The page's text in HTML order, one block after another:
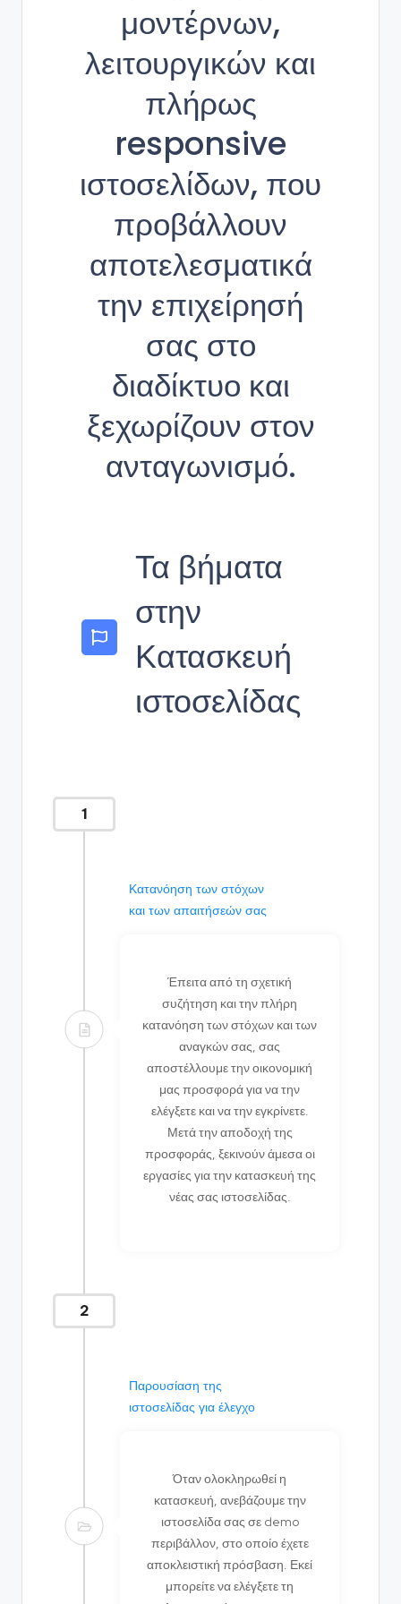
μοντέρνων,
λειτουργικών και
πλήρως
responsive
ιστοσελίδων, που
προβάλλουν
αποτελεσματικά
την επιχείρησή
σας στο
διαδίκτυο και
ξεχωρίζουν στον
ανταγωνισμό.
Τα βήματα
στην
Κατασκευή
ιστοσελίδας
1
Κατανόηση των στόχων
και των απαιτήσεών σας
Έπειτα από τη σχετική
συζήτηση και την πλήρη
κατανόηση των στόχων και των
αναγκών σας, σας
αποστέλλουμε την οικονομική
μας προσφορά για να την
ελέγξετε και να την εγκρίνετε.
Μετά την αποδοχή της
προσφοράς, ξεκινούν άμεσα οι
εργασίες για την κατασκευή της
νέας σας ιστοσελίδας.
2
Παρουσίαση της
ιστοσελίδας για έλεγχο
Όταν ολοκληρωθεί η
κατασκευή, ανεβάζουμε την
ιστοσελίδα σας σε demo
περιβάλλον, στο οποίο έχετε
αποκλειστική πρόσβαση. Εκεί
μπορείτε να ελέγξετε τη